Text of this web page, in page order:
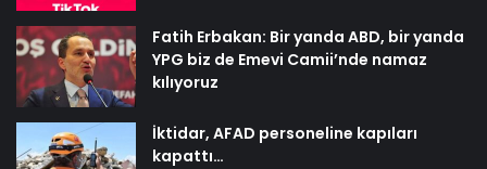
Fatih Erbakan: Bir yanda ABD, bir yanda
YPG biz de Emevi Camii’nde namaz
kılıyoruz
İktidar, AFAD personeline kapıları
kapattı…